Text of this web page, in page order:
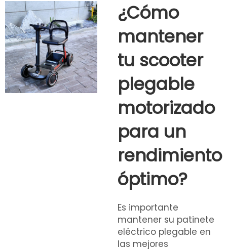
¿Cómo
mantener
tu scooter
plegable
motorizado
para un
rendimiento
óptimo?
Es importante
mantener su patinete
eléctrico plegable en
las mejores